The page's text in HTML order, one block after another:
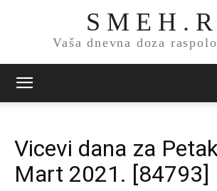
S M E H . R
Vaša dnevna doza
Vicevi dana za
Mart 2021. [84793]